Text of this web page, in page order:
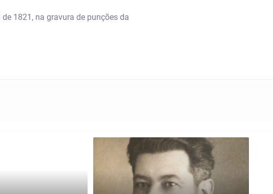
1821, na gravura de punções da